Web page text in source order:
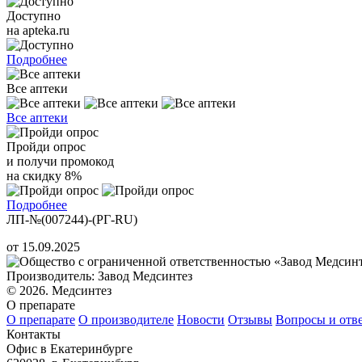
Доступно
на apteka.ru
Подробнее
Все аптеки
Все аптеки
Пройди опрос
и получи промокод
на скидку 8%
Подробнее
ЛП-№(007244)-(РГ-RU)
от 15.09.2025
Производитель: Завод Медсинтез
© 2026. Медсинтез
О препарате
О препарате О производителе Новости Отзывы Вопросы и
Контакты
Офис в Екатеринбурге